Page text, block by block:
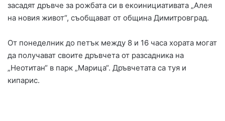
засадят дръвче за рожбата си в екоинициативата „Алея
на новия живот“, съобщават от община Димитровград.
От понеделник до петък между 8 и 16 часа хората могат
да получават своите дръвчета от разсадника на
„Неотитан“ в парк „Марица“. Дръвчетата са туя и
кипарис.